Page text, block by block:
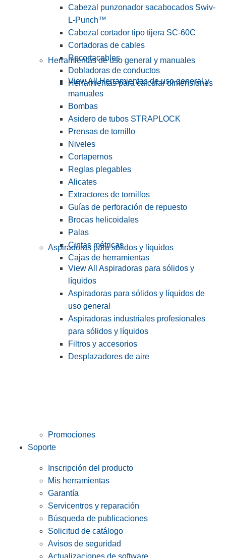
Cabezal punzonador sacabocados Swiv-
L-Punch™
Cabezal cortador tipo tijera SC-60C
Cortadoras de cables
Recortacables
Dobladoras de conductos
Herramientas para calcular dimensiones
Herramientas de uso general y manuales
View All Herramientas de uso general y
manuales
Bombas
Asidero de tubos STRAPLOCK
Prensas de tornillo
Niveles
Cortapernos
Reglas plegables
Alicates
Extractores de tornillos
Guías de perforación de repuesto
Brocas helicoidales
Palas
Cintas métricas
Cajas de herramientas
Aspiradoras para sólidos y líquidos
View All Aspiradoras para sólidos y
líquidos
Aspiradoras para sólidos y líquidos de
uso general
Aspiradoras industriales profesionales
para sólidos y líquidos
Filtros y accesorios
Desplazadores de aire
Promociones
Soporte
Inscripción del producto
Mis herramientas
Garantía
Servicentros y reparación
Búsqueda de publicaciones
Solicitud de catálogo
Avisos de seguridad